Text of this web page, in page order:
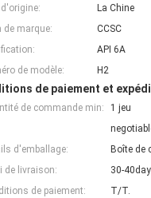
d'origine:
La Chine
de marque:
CCSC
API 6A
de modèle:
H2
de paiement et
de commande min:
1 jeu
d'emballage:
Boîte de
de livraison:
30-
de paiement:
T/T.